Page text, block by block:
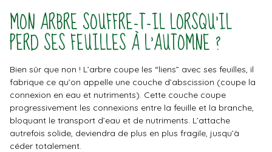
MON ARBRE SOUFFRE-T-IL LORSQU’IL
PERD SES FEUILLES À L’AUTOMNE ?
Bien sûr que non ! L’arbre coupe les “liens” avec ses feuilles, il
fabrique ce qu’on appelle une couche d’abscission (coupe la
connexion en eau et nutriments). Cette couche coupe
progressivement les connexions entre la feuille et la branche,
bloquant le transport d’eau et de nutriments. L’attache
autrefois solide, deviendra de plus en plus fragile, jusqu’à
céder totalement.